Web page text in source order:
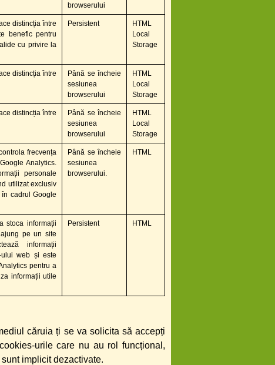
browserului
distincția între
benefic pentru
cu privire la
Persistent
HTML
Local
Storage
distincția între
Până se încheie
sesiunea
browserului
HTML
Local
Storage
distincția între
Până se încheie
sesiunea
browserului
HTML
Local
Storage
frecvența
Analytics.
personale
utilizat exclusiv
cadrul Google
Până se încheie
sesiunea
browserului.
HTML
stoca informații
pe un site
informații
ului web și este
pentru a
informații utile
Persistent HTML
căruia ți se va solicita să accepți
urile care nu au rol funcțional,
implicit dezactivate.